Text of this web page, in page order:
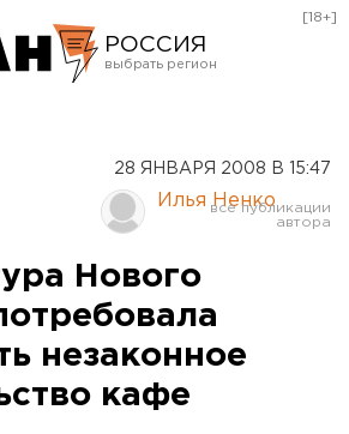
РОССИЯ
Курган
Оренбург
[18+]
28 ЯНВАРЯ 2008 В 15:47
Илья Ненко
Нового
незаконное
кафе